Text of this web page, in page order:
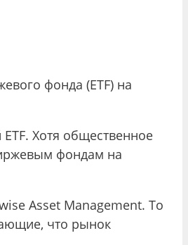
фонда (ETF) на
Хотя общественное
фондам на
Asset Management. То
что рынок